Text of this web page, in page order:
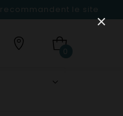
recommandent le site
0